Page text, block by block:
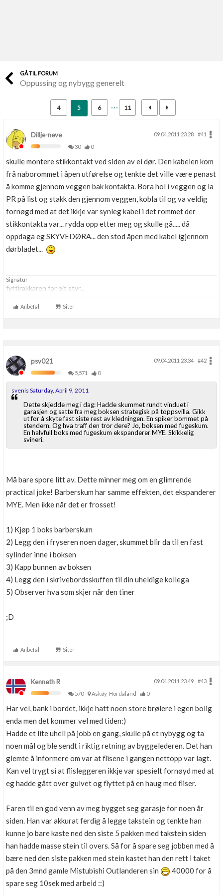
Finn håndverkere
Skaff dokumentasjon som mangler
Kundeservice
Få svar på det du lurer på
Kom i gang med Boligmappa
Se din bolig? Klikk her
Boligmappa+
Få mer ut av Boligmappa
GÅ TIL FORUM
Oppussing og nybygg generelt
4 5 6 11
Dillje-neve 09.04.2011 23.28
#41
30
0
skulle montere stikkontakt ved siden av ei dør. Den kabelen kom
frå naborommet i åpen utførelse og tenkte det ville være penast
å komme gjennom veggen bak kontakta. Bora hol i veggen og la
PR på list og stakk den gjennom veggen, kobla til og va veldig
fornøgd med at det ikkje var synleg kabel i det rommet der
stikkontakta var... rydda opp etter meg og skulle gå..... då
oppdaga eg SKYVEDØRA... den stod åpen med kabel igjennom
dørbladet...
Signatur
fyttirakkaren for eit styr...
Anbefal Siter
psv021 09.04.2011 23.34
#42
5,571
0
svenis Saturday, April 9, 2011
Dette skjedde meg i dag: Hadde skummet rundt vinduet i
garasjen og satte fra meg boksen strategisk på toppsvilla. Gikk
ut for å skyte fast siste rest av kledningen. En spiker bommet på
stendern. Og hva traff den tror dere? Jo, boksen med fugeskum.
En halvfull boks med fugeskum ekspanderer MYE. Skikkelig
svineri.
Må bare spore litt av. Dette minner meg om en glimrende
practical joke! Barberskum har samme effekten, det ekspanderer
MYE. Men ikke når det er frosset!
1) Kjøp 1 boks barberskum
2) Legg den i fryseren noen dager, skummet blir da til en fast
sylinder inne i boksen
3) Kapp bunnen av boksen
4) Legg den i skrivebordsskuffen til din uheldige kollega
5) Observer hva som skjer når den tiner
;D
Anbefal Siter
Kenneth R 09.04.2011 23.49
#43
570
Askøy-Hordaland 0
Har vel, bank i bordet, ikkje hatt noen store brølere i egen bolig
enda men det kommer vel med tiden:)
Hadde et lite uhell på jobb en gang, skulle på et nybygg og ta
noen mål og ble sendt i riktig retning av byggelederen. Det han
glemte å informere om var at flisene i gangen nettopp var lagt.
Kan vel trygt si at flisleggeren ikkje var spesielt fornøyd med at
eg hadde gått over gulvet og flyttet på en haug med fliser.
Faren til en god venn av meg bygget seg garasje for noen år
siden. Han var akkurat ferdig å legge takstein og tenkte han
kunne jo bare kaste ned den siste 5 pakken med takstein siden
han hadde masse stein til overs. Så for å spare seg jobben med å
bære ned den siste pakken med stein kastet han den rett i taket
på den 3mnd gamle Mistubishi Outlanderen sin
40000 for å
spare seg 10sek med arbeid ::)